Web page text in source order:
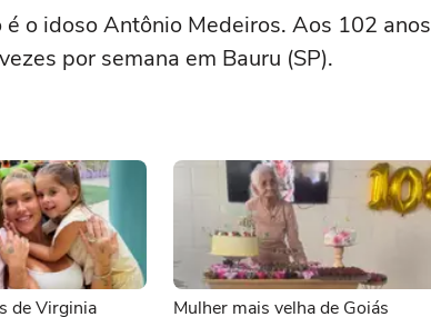
o idoso Antônio Medeiros. Aos 102 anos
por semana em Bauru (SP).
de Virginia
Mulher mais velha de Goiás